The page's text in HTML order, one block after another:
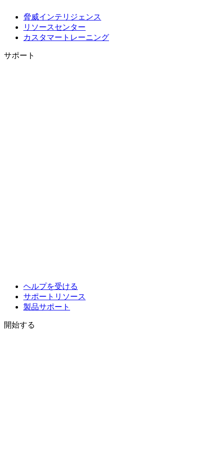
脅威インテリジェンス
リソースセンター
カスタマートレーニング
サポート
ヘルプを受ける
サポートリソース
製品サポート
開始する